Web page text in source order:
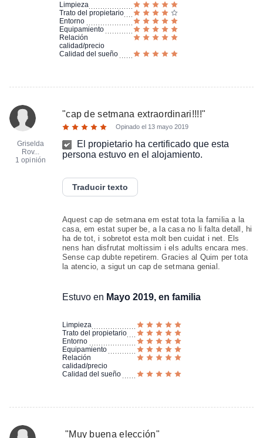
Limpieza
Trato del propietario
Entorno
Equipamiento
Relación
calidad/precio
Calidad del sueño
Griselda
Rov...
1 opinión
"cap de setmana extraordinari!!!!"
Opinado el 13 mayo 2019
El propietario ha certificado que esta
persona estuvo en el alojamiento.
Traducir texto
Aquest cap de setmana em estat tota la familia a la
casa, em estat super be, a la casa no li falta detall, hi
ha de tot, i sobretot esta molt ben cuidat i net. Els
nens han disfrutat moltissim i els adults encara mes.
Sense cap dubte repetirem. Gracies al Quim per tota
la atencio, a sigut un cap de setmana genial.
Estuvo en Mayo 2019, en familia
Limpieza
Trato del propietario
Entorno
Equipamiento
Relación
calidad/precio
Calidad del sueño
"Muy buena elección"